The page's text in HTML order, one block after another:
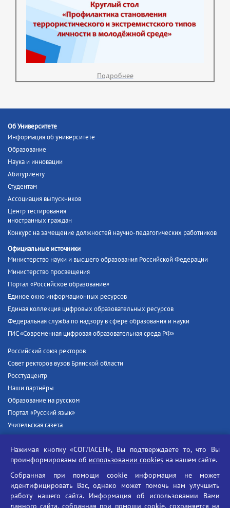
Подробнее
Об Университете
Информация об университете
Образование
Наука и инновации
Абитуриенту
Студентам
Ассоциация выпускников
Центр тестирования
иностранных граждан
Конкурс на замещение должностей научно-педагогических работников
Официальные источники
Министерство науки и высшего образования Российской Федерации
Министерство просвещения
Портал «Российское образование»
Единое окно информационных ресурсов
Единая коллекция цифровых образовательных ресурсов
Федеральная служба по надзору в сфере образования и науки
ГИС «Современная цифровая образовательная среда РФ»
Российский союз ректоров
Совет ректоров вузов Брянской области
Росстудцентр
Наши партнёры
Образование на русском
Портал «Русский язык»
Учительская газета
Единый портал государственных услуг
Противодействие угрозам информационной безопасности
Социальные ролики - Генеральная прокуратура РФ
Противодействие коррупции
Нажимая кнопку «СОГЛАСЕН», Вы подтверждаете то, что Вы
проинформированы об использовании cookies на нашем сайте.
Собранная при помощи cookie информация не может
идентифицировать Вас, однако может помочь нам улучшить
работу нашего сайта. Информация об использовании Вами
данного сайта, собранная при помощи cookie, сохраняется на